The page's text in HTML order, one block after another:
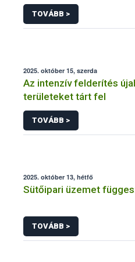
TOVÁBB >
2025. október 15, szerda
Az intenzív felderítés
területeket tárt fel
TOVÁBB >
2025. október 13, hétfő
Sütőipari üzemet
TOVÁBB >